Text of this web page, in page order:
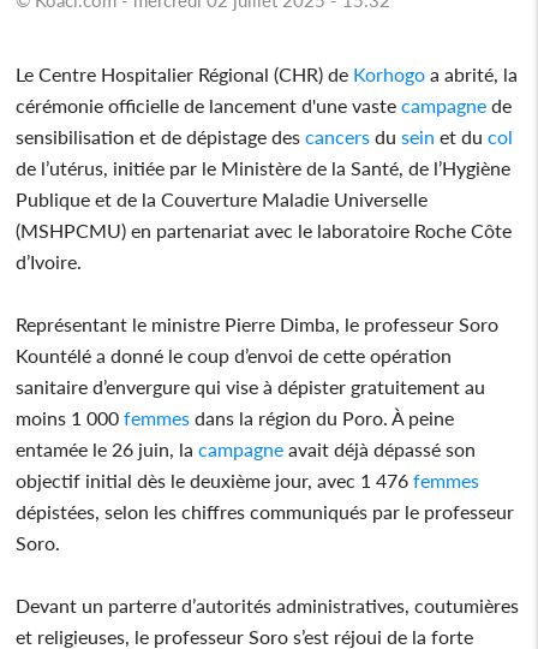
Le Centre Hospitalier Régional (CHR) de Korhogo a abrité, la
cérémonie officielle de lancement d'une vaste campagne de
sensibilisation et de dépistage des cancers du sein et du col
de l’utérus, initiée par le Ministère de la Santé, de l’Hygiène
Publique et de la Couverture Maladie Universelle
(MSHPCMU) en partenariat avec le laboratoire Roche Côte
d’Ivoire.
Représentant le ministre Pierre Dimba, le professeur Soro
Kountélé a donné le coup d’envoi de cette opération
sanitaire d’envergure qui vise à dépister gratuitement au
moins 1 000 femmes dans la région du Poro. À peine
entamée le 26 juin, la campagne avait déjà dépassé son
objectif initial dès le deuxième jour, avec 1 476 femmes
dépistées, selon les chiffres communiqués par le professeur
Soro.
Devant un parterre d’autorités administratives, coutumières
et religieuses, le professeur Soro s’est réjoui de la forte